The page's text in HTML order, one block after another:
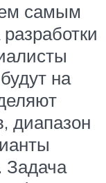
самым
на
диапазон
Задача